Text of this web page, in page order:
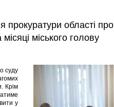
прокуратури області про
міського голову
суду
Крім
у